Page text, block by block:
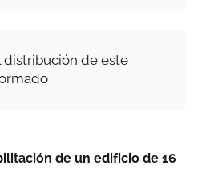
distribución de este
de un edificio de 16